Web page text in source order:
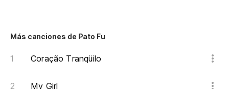
Más canciones de Pato Fu
Coração Tranqüilo
My Girl